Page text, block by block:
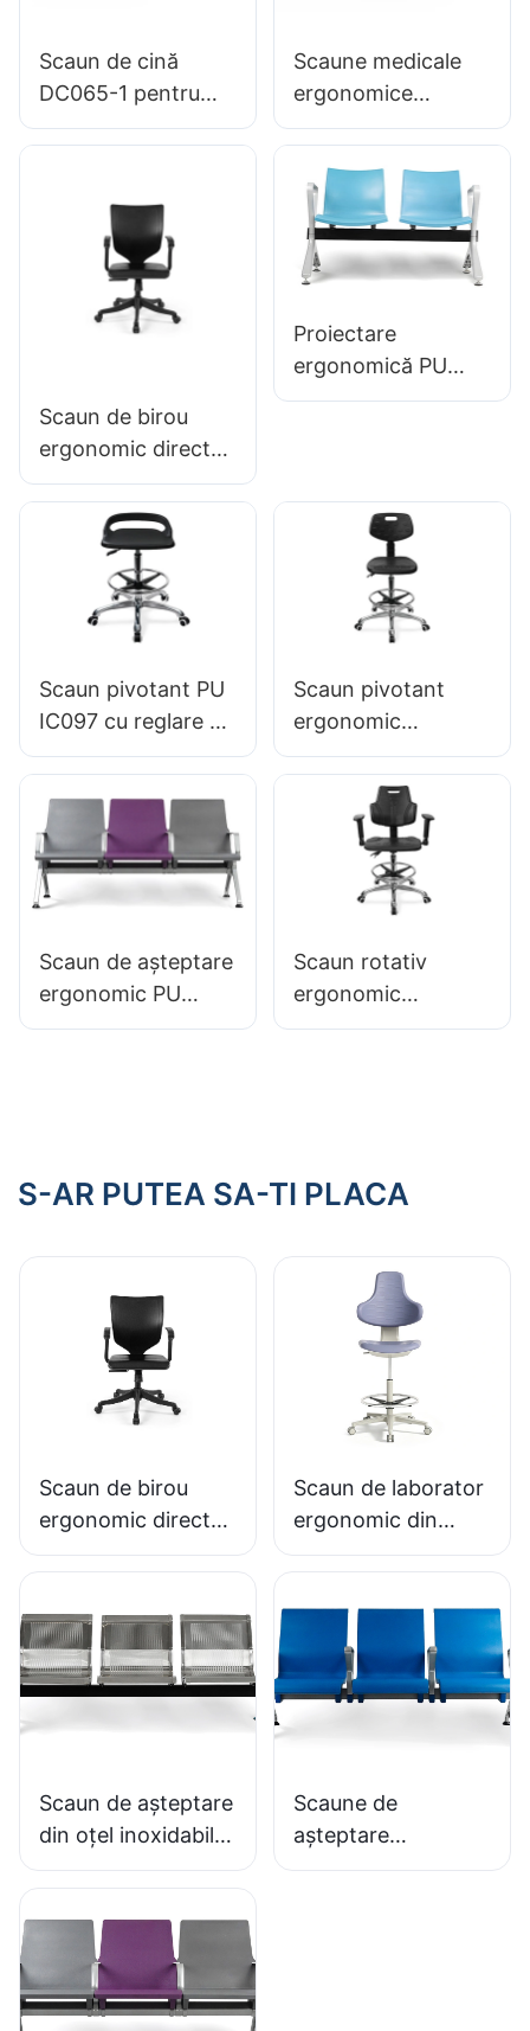
Scaun de cină
DC065-1 pentru
Family Restaurant
Scaune medicale
ergonomice
DC136-1 pentru
angrosistul Hewei
Scaun de birou
ergonomic direct
din fabrică, turnat
din spumă PU,
IC091 HEWEI
SEATING
Proiectare
ergonomică PU
scaune din sală de
Producător Hewei
Scaun pivotant PU
IC097 cu reglare a
înălțimii baze
perfect pentru
studio de birou
Scaun pivotant
ergonomic
profesional pentru
laboratoare Scaun
integral din spumă
(PU) & Baza de
aluminiu stabilă
Perfect pentru
de curat
Scaun de așteptare
ergonomic PU
LC151-H1, cadru din
Scaun rotativ
ergonomic
profesional cu
pentru laboratoare
S-AR PUTEA SA-TI PLACA
Scaun de birou
ergonomic direct
din fabrică, turnat
IC091 HEWEI
SEATING
Scaun de laborator
ergonomic din
spumă PU durabilă
SEATING
Scaun de așteptare
din oțel inoxidabil,
ieftin, LC153-H1,
diverse spații
publice
Scaune de
așteptare
antibacteriene din